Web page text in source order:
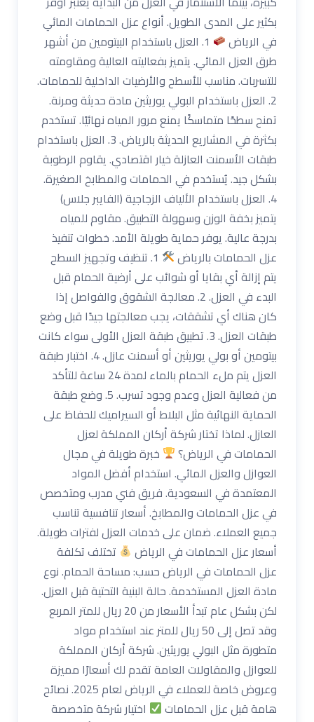
بكثير على المدى الطويل. أنواع عزل الحمامات المائي
في الرياض
1. العزل باستخدام البيتومين من أشهر
طرق العزل المائي. يتميز بفعاليته العالية ومقاومته
للتسربات. مناسب للأسطح والأرضيات الداخلية للحمامات.
2. العزل باستخدام البولي يوريثين مادة حديثة ومرنة.
تمنح سطحًا متماسكًا يمنع مرور المياه نهائيًا. تستخدم
بكثرة في المشاريع الحديثة بالرياض. 3. العزل باستخدام
طبقات الأسمنت العازلة خيار اقتصادي. يقاوم الرطوبة
بشكل جيد. يُستخدم في الحمامات والمطابخ الصغيرة.
4. العزل باستخدام الألياف الزجاجية (الفايبر جلاس)
يتميز بخفة الوزن وسهولة التطبيق. مقاوم للمياه
بدرجة عالية. يوفر حماية طويلة الأمد. خطوات تنفيذ
عزل الحمامات بالرياض
1. تنظيف وتجهيز السطح
يتم إزالة أي بقايا أو شوائب على أرضية الحمام قبل
البدء في العزل. 2. معالجة الشقوق والفواصل إذا
كان هناك أي تشققات، يجب معالجتها جيدًا قبل وضع
طبقات العزل. 3. تطبيق طبقة العزل الأولى سواء كانت
بيتومين أو بولي يوريثين أو أسمنت عازل. 4. اختبار طبقة
العزل يتم ملء الحمام بالماء لمدة 24 ساعة للتأكد
من فعالية العزل وعدم وجود تسرب. 5. وضع طبقة
الحماية النهائية مثل البلاط أو السيراميك للحفاظ على
العازل. لماذا تختار شركة أركان المملكة لعزل
الحمامات في الرياض؟
خبرة طويلة في مجال
العوازل والعزل المائي. استخدام أفضل المواد
المعتمدة في السعودية. فريق فني مدرب ومتخصص
في عزل الحمامات والمطابخ. أسعار تنافسية تناسب
جميع العملاء. ضمان على خدمات العزل لفترات طويلة.
أسعار عزل الحمامات في الرياض
تختلف تكلفة
عزل الحمامات في الرياض حسب: مساحة الحمام. نوع
مادة العزل المستخدمة. حالة البنية التحتية قبل العزل.
لكن بشكل عام تبدأ الأسعار من 20 ريال للمتر المربع
وقد تصل إلى 50 ريال للمتر عند استخدام مواد
متطورة مثل البولي يوريثين. شركة أركان المملكة
للعوازل والمقاولات العامة تقدم لك أسعارًا مميزة
وعروض خاصة للعملاء في الرياض لعام 2025. نصائح
هامة قبل عزل الحمامات
اختيار شركة متخصصة